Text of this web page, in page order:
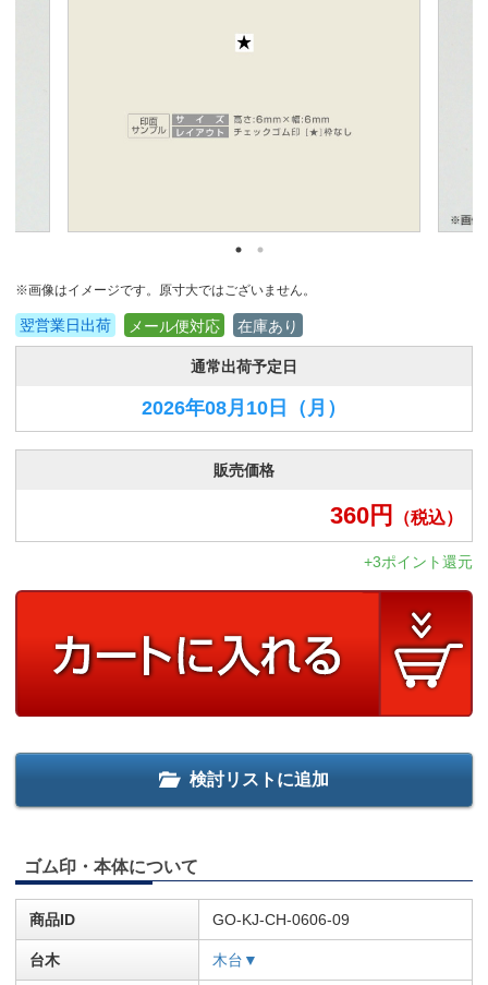
※画像はイメージです。原寸大ではございません。
翌営業日出荷 メール便対応 在庫あり
通常出荷予定日
2026年08月10日 （月）
販売価格
360円 （税込）
+3ポイント還元
検討リストに追加
ゴム印・本体について
商品ID GO-KJ-CH-0606-09
台木 木台▼